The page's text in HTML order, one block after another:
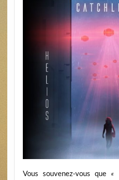
Vous souvenez-vous que «